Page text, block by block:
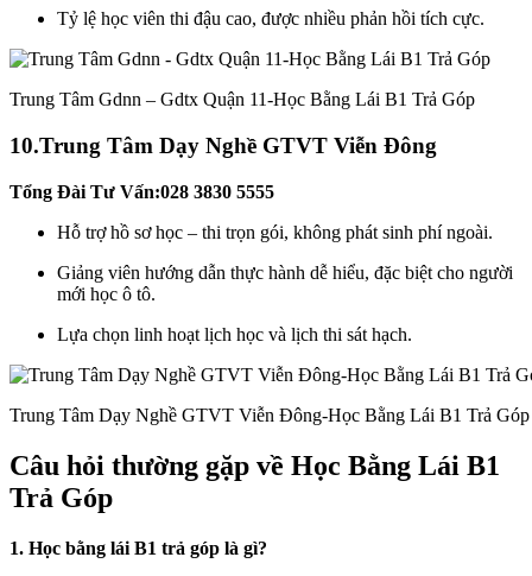
Tỷ lệ học viên thi đậu cao, được nhiều phản hồi tích cực.
Trung Tâm Gdnn – Gdtx Quận 11-Học Bằng Lái B1 Trả Góp
10.Trung Tâm Dạy Nghề GTVT Viễn Đông
Tổng Đài Tư Vấn:028 3830 5555
Hỗ trợ hồ sơ học – thi trọn gói, không phát sinh phí ngoài.
Giảng viên hướng dẫn thực hành dễ hiểu, đặc biệt cho người
mới học ô tô.
Lựa chọn linh hoạt lịch học và lịch thi sát hạch.
Trung Tâm Dạy Nghề GTVT Viễn Đông-Học Bằng Lái B1 Trả Góp
Câu hỏi thường gặp về Học Bằng Lái B1
Trả Góp
1. Học bằng lái B1 trả góp là gì?